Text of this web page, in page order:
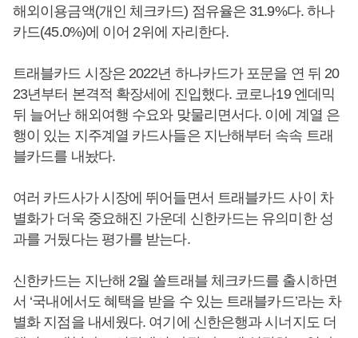
해외이용금액(개인 체크카드) 점유율은 31.9%다. 하나
카드(45.0%)에 이어 2위에 자리한다.
트래블카드 시장은 2022년 하나카드가 포문을 연 뒤 20
23년부터 본격적 확장세에 진입했다. 코로나19 엔데믹
뒤 늘어난 해외여행 수요와 맞물리면서다. 이에 계열 은
행이 있는 지주계열 카드사들은 지난해부터 속속 트래
블카드를 내놨다.
여러 카드사가 시장에 뛰어들면서 트래블카드 사이 차
별화가 더욱 중요해진 가운데 신한카드는 유의미한 성
과를 거뒀다는 평가를 받는다.
신한카드는 지난해 2월 쏠트래블 체크카드를 출시하면
서 ‘국내에서도 혜택을 받을 수 있는 트래블카드’라는 차
별화 지점을 내세웠다. 여기에 신한은행과 시너지도 더